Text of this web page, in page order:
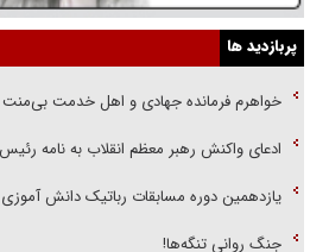
پربازدید ها
خواهرم فرمانده جهادی و اهل خدمت بی‌منت
ادعای واکنش رهبر معظم انقلاب به نامه
یازدهمین دوره مسابقات رباتیک دانش
جنگ روانی تنگه‌ها!